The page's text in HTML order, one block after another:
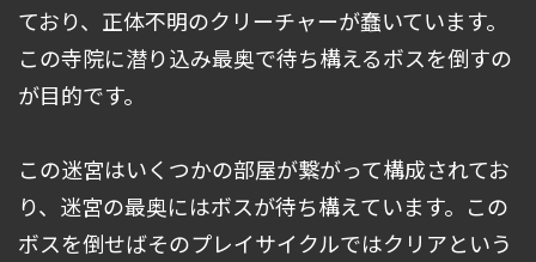
ており、正体不明のクリーチャーが蠢いています。
この寺院に潜り込み最奥で待ち構えるボスを倒すの
が目的です。
この迷宮はいくつかの部屋が繋がって構成されてお
り、迷宮の最奥にはボスが待ち構えています。この
ボスを倒せばそのプレイサイクルではクリアという